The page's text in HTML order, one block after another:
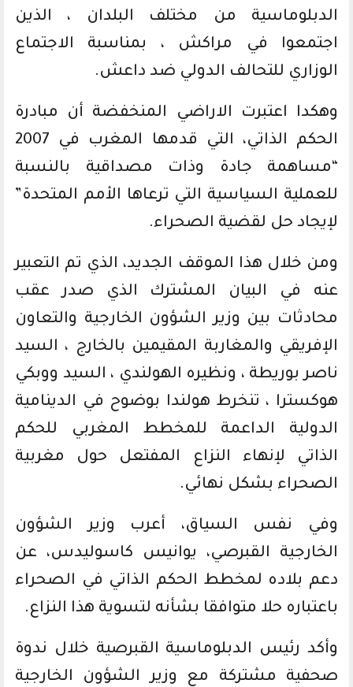
الدبلوماسية من مختلف البلدان ، الذين
اجتمعوا في مراكش ، بمناسبة الاجتماع
الوزاري للتحالف الدولي ضد داعش.
وهكدا اعتبرت الاراضي المنخفضة أن مبادرة
الحكم الذاتي، التي قدمها المغرب في 2007
“مساهمة جادة وذات مصداقية بالنسبة
للعملية السياسية التي ترعاها الأمم المتحدة”
لإيجاد حل لقضية الصحراء.
ومن خلال هذا الموقف الجديد، الذي تم التعبير
عنه في البيان المشترك الذي صدر عقب
محادثات بين وزير الشؤون الخارجية والتعاون
الإفريقي والمغاربة المقيمين بالخارج ، السيد
ناصر بوريطة ، ونظيره الهولندي ، السيد ووبكي
هوكسترا ، تنخرط هولندا بوضوح في الدينامية
الدولية الداعمة للمخطط المغربي للحكم
الذاتي لإنهاء النزاع المفتعل حول مغربية
الصحراء بشكل نهائي.
وفي نفس السياق، أعرب وزير الشؤون
الخارجية القبرصي، يوانيس كاسوليدس، عن
دعم بلاده لمخطط الحكم الذاتي في الصحراء
باعتباره حلا متوافقا بشأنه لتسوية هذا النزاع.
وأكد رئيس الدبلوماسية القبرصية خلال ندوة
صحفية مشتركة مع وزير الشؤون الخارجية